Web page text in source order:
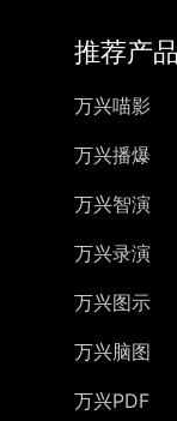
推荐产品
万兴喵影
万兴播爆
万兴智演
万兴录演
万兴图示
万兴脑图
万兴PDF